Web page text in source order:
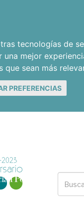
tecnologías de
una mejor
que sean más
PREFERENCIAS